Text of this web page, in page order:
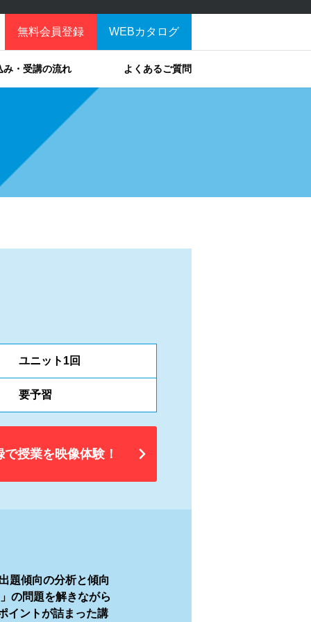
無料会員登録 WEBカタログ
み・受講の流れ よくあるご質問
ユニット1回
要予習
授業を映像体験！
題傾向の分析と傾向
の問題を解きながら
イントが詰まった講